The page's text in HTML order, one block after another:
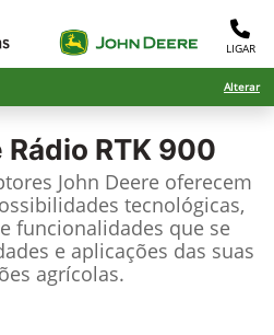
LIGAR
Alterar
Rádio RTK 900
John Deere oferecem
tecnológicas,
funcionalidades que se
e aplicações das suas
agrícolas.